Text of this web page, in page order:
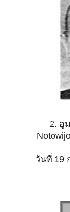
2. อู
วันที่ 19